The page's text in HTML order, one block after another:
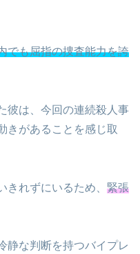
でも屈指の捜査能力を誇
彼は、今回の連続殺人事
きがあることを感じ取
きれずにいるため、 緊張
静な判断を持つバイプレ